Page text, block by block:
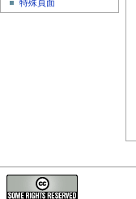
特殊頁面